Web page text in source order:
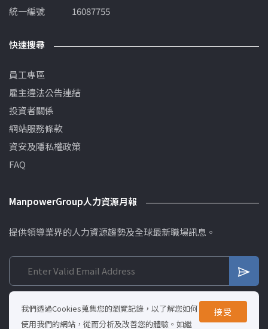
接受
我們透過Cookies蒐集您的瀏覽記錄，以了解您如何
使用我們的網站，從而分析及改善您的體驗。如繼
統一編號
16087755
快速搜尋
員工專區
雇主違法公告連結
投資者關係
網站服務條款
資安及隱私權政策
FAQ
ManpowerGroup人力資源月報
提供領導業界的人力資源趨勢及全球最新職場訊息。